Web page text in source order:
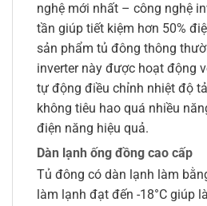
nghệ mới nhất – công nghệ
tần giúp tiết kiệm hơn 50%
sản phẩm tủ đông thông
inverter này được hoạt động
tự động điều chỉnh nhiệt độ
không tiêu hao quá nhiều
điện năng hiệu quả.
Dàn lạnh ống đồng cao cấp
Tủ đông có dàn lạnh làm
làm lạnh đạt đến -18°C giúp